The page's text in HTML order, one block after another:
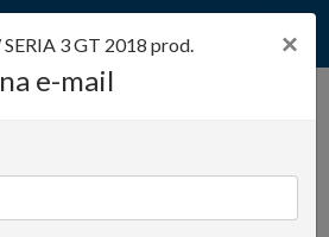
320i,
×
3 GT 2018 prod.
e-mail